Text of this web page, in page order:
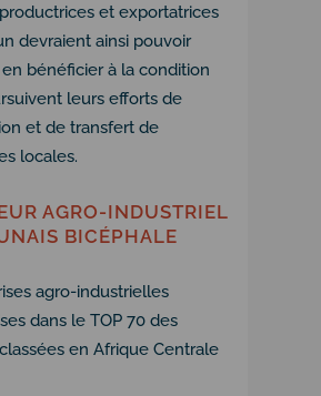
et exportatrices
devraient ainsi pouvoir
bénéficier à la condition
leurs efforts de
et de transfert de
locales.
AGRO-INDUSTRIEL
BICÉPHALE
agro-industrielles
dans le TOP 70 des
en Afrique Centrale